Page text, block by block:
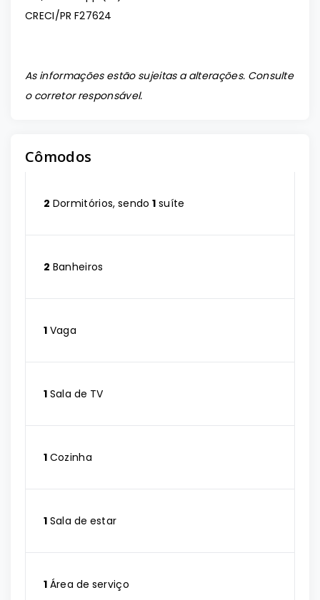
CRECI/PR F27624
As informações estão sujeitas a alterações. Consulte
o corretor responsável.
Cômodos
2 Dormitórios, sendo1 suíte
2 Banheiros
1 Vaga
1 Sala de TV
1 Cozinha
1 Sala de estar
1 Área de serviço